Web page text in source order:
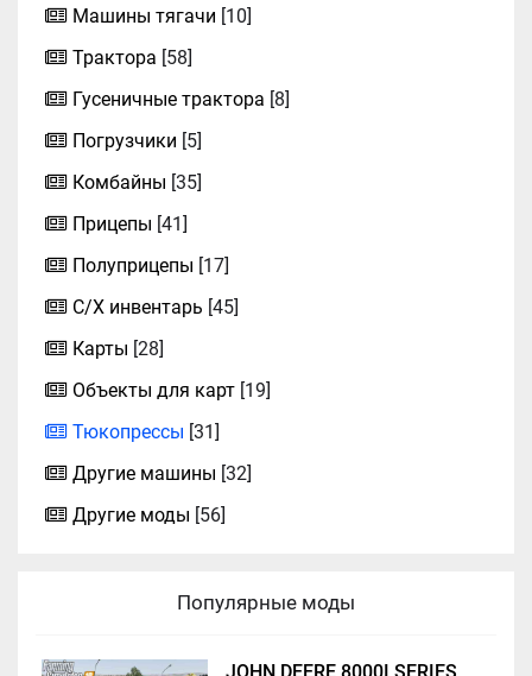
Машины тягачи [10]
Трактора [58]
Гусеничные трактора [8]
Погрузчики [5]
Комбайны [35]
Прицепы [41]
Полуприцепы [17]
С/Х инвентарь [45]
Карты [28]
Объекты для карт [19]
Тюкопрессы [31]
Другие машины [32]
Другие моды [56]
Популярные моды